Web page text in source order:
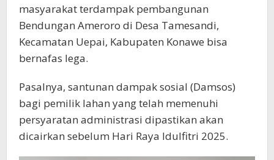
masyarakat terdampak pembangunan
Bendungan Ameroro di Desa Tamesandi,
Kecamatan Uepai, Kabupaten Konawe bisa
bernafas lega.
Pasalnya, santunan dampak sosial (Damsos)
bagi pemilik lahan yang telah memenuhi
persyaratan administrasi dipastikan akan
dicairkan sebelum Hari Raya Idulfitri 2025.